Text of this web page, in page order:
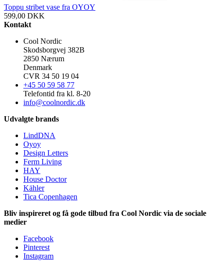
Toppu stribet vase fra OYOY
599,00 DKK
Kontakt
Cool Nordic
Skodsborgvej 382B
2850 Nærum
Denmark
CVR 34 50 19 04
+45 50 59 58 77
Telefontid fra kl. 8-20
info@coolnordic.dk
Udvalgte brands
LindDNA
Oyoy
Design Letters
Ferm Living
HAY
House Doctor
Kähler
Tica Copenhagen
Bliv inspireret og få gode tilbud fra Cool Nordic via de sociale
medier
Facebook
Pinterest
Instagram